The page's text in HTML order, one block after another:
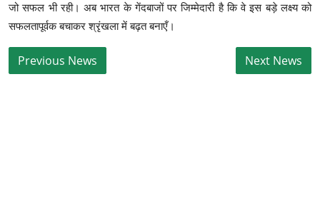
जो सफल भी रही। अब भारत के गेंदबाजों पर जिम्मेदारी है कि वे इस बड़े लक्ष्य को
सफलतापूर्वक बचाकर श्रृंखला में बढ़त बनाएँ।